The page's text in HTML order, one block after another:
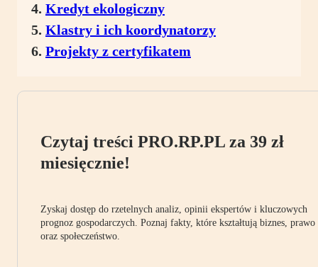
Kredyt ekologiczny
Klastry i ich koordynatorzy
Projekty z certyfikatem
Czytaj treści PRO.RP.PL za 39 zł
miesięcznie!
Zyskaj dostęp do rzetelnych analiz, opinii ekspertów i kluczowych
prognoz gospodarczych. Poznaj fakty, które kształtują biznes, prawo
oraz społeczeństwo.